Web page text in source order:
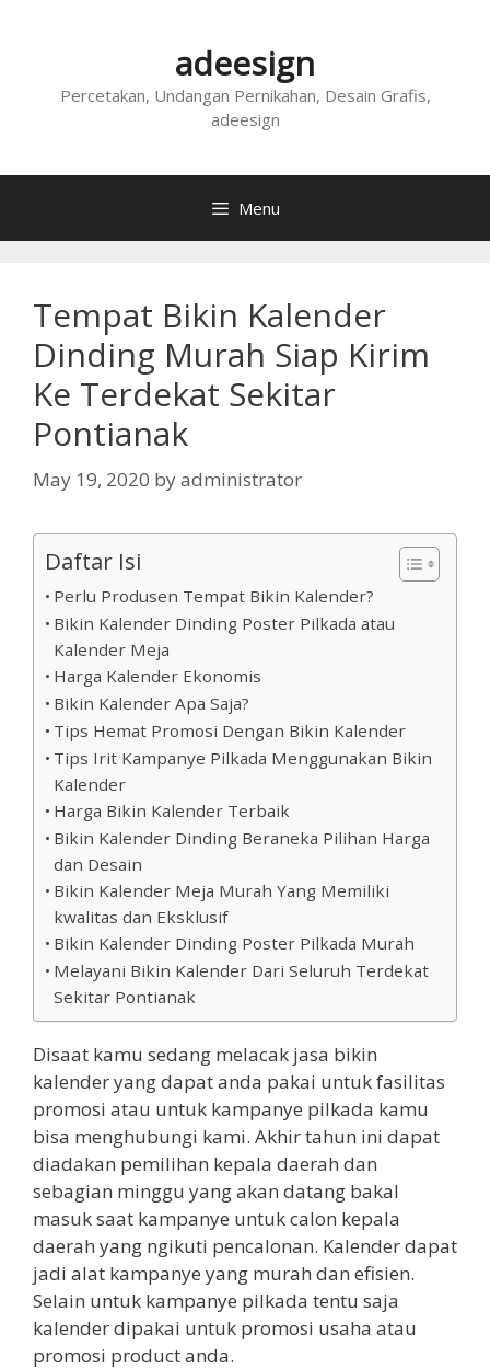
adeesign
Percetakan, Undangan Pernikahan, Desain Grafis,
adeesign
Menu
Tempat Bikin Kalender
Dinding Murah Siap Kirim
Ke Terdekat Sekitar
Pontianak
May 19, 2020 byadministrator
Daftar Isi
Perlu Produsen Tempat Bikin Kalender?
Bikin Kalender Dinding Poster Pilkada atau
Kalender Meja
Harga Kalender Ekonomis
Bikin Kalender Apa Saja?
Tips Hemat Promosi Dengan Bikin Kalender
Tips Irit Kampanye Pilkada Menggunakan Bikin
Kalender
Harga Bikin Kalender Terbaik
Bikin Kalender Dinding Beraneka Pilihan Harga
dan Desain
Bikin Kalender Meja Murah Yang Memiliki
kwalitas dan Eksklusif
Bikin Kalender Dinding Poster Pilkada Murah
Melayani Bikin Kalender Dari Seluruh Terdekat
Sekitar Pontianak
Disaat kamu sedang melacak jasa bikin
kalender yang dapat anda pakai untuk fasilitas
promosi atau untuk kampanye pilkada kamu
bisa menghubungi kami. Akhir tahun ini dapat
diadakan pemilihan kepala daerah dan
sebagian minggu yang akan datang bakal
masuk saat kampanye untuk calon kepala
daerah yang ngikuti pencalonan. Kalender dapat
jadi alat kampanye yang murah dan efisien.
Selain untuk kampanye pilkada tentu saja
kalender dipakai untuk promosi usaha atau
promosi product anda.